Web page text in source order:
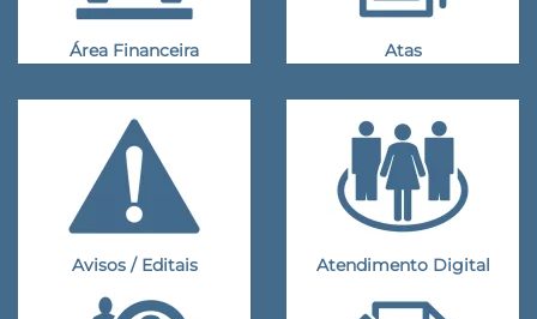
Área Financeira Atas
Avisos / Editais Atendimento Digital